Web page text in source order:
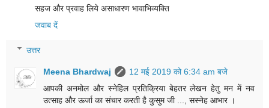
सहज और प्रवाह लिये असाधारण भावाभिव्यक्ति
जवाब दें
उत्तर
Meena Bhardwaj
12 मई 2019 को 6:34 am बजे
आपकी अनमोल और स्नेहिल प्रतिक्रिया बेहतर लेखन हेतु मन में नव
उत्साह और ऊर्जा का संचार करती है कुसुम जी ..., सस्नेह आभार ।